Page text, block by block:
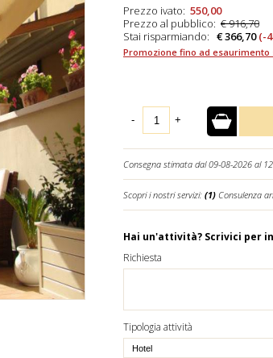
Prezzo ivato: 550,00
Prezzo al pubblico: € 916,70
Stai risparmiando: € 366,70(-
Promozione fino ad esaurimento
- +
Consegna stimata dal 09-08-2026 al
Scopri i nostri servizi: (1) Consulenza
Hai un'attività? Scrivici per
Richiesta
Tipologia attività